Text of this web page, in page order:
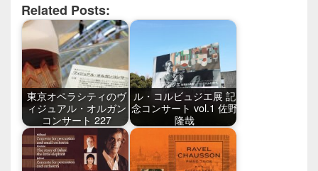
Related Posts:
東京オペラシティのヴ
ィジュアル・オルガン
コンサート 227
ル・コルビュジエ展 記
念コンサート vol.1 佐野
隆哉